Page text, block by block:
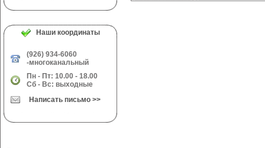
Наши координаты
(926) 934-6060
-многоканальный
Пн - Пт: 10.00 - 18.00
Сб - Вс: выходные
Написать письмо >>